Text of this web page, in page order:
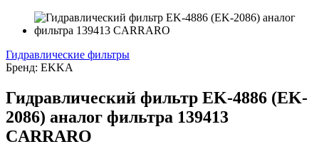
Гидравлические фильтры
Бренд: EKKA
Гидравлический фильтр EK-4886 (EK-
2086) аналог фильтра 139413
CARRARO